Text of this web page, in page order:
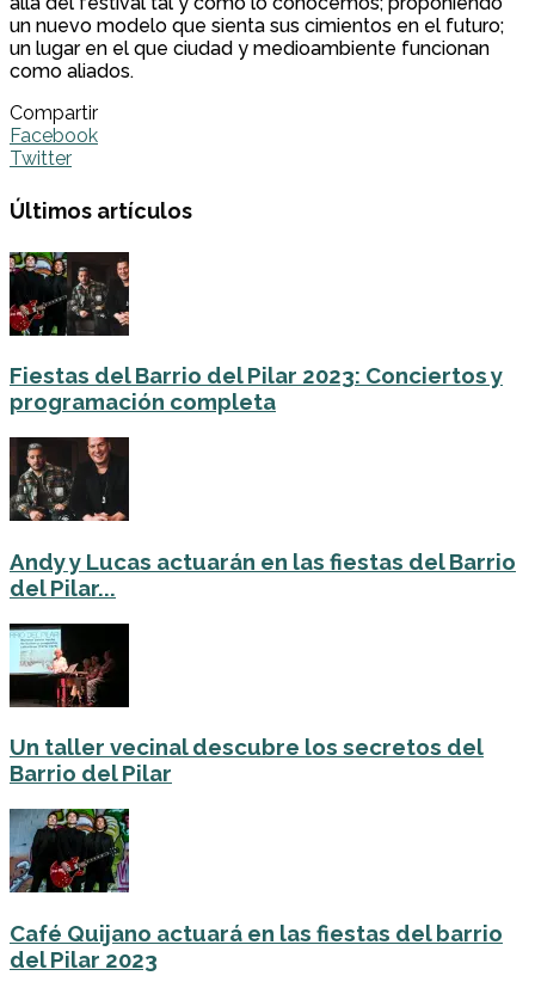
un nuevo modelo que sienta sus cimientos en el futuro;
un lugar en el que ciudad y medioambiente funcionan
como aliados.
Compartir
Facebook
Twitter
Últimos artículos
Fiestas del Barrio del Pilar 2023: Conciertos y
programación completa
Andy y Lucas actuarán en las fiestas del Barrio
del Pilar...
Un taller vecinal descubre los secretos del
Barrio del Pilar
Café Quijano actuará en las fiestas del barrio
del Pilar 2023